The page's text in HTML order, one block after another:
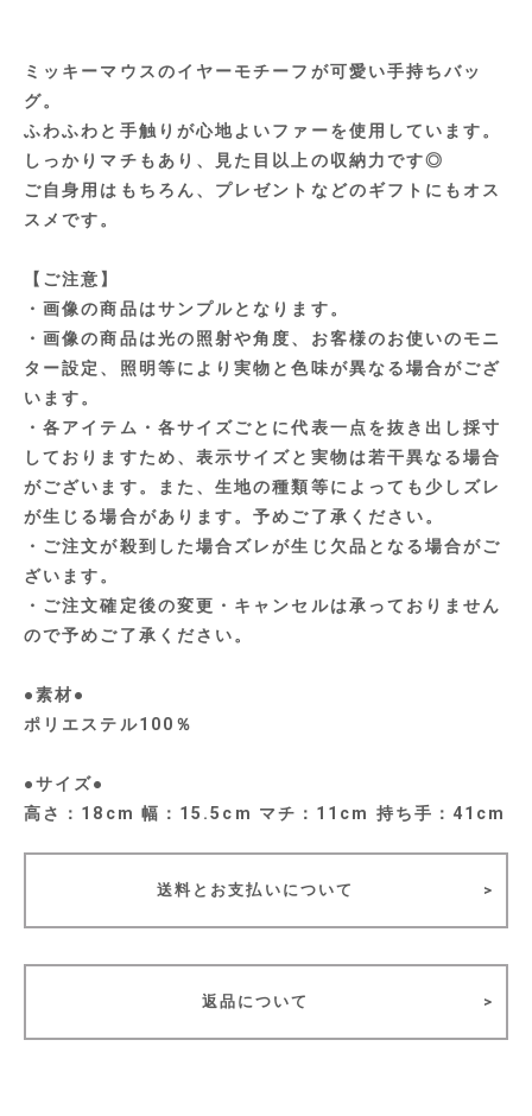
ミッキーマウスのイヤーモチーフが可愛い手持ちバッ
グ。
ふわふわと手触りが心地よいファーを使用しています。
しっかりマチもあり、見た目以上の収納力です◎
ご自身用はもちろん、プレゼントなどのギフトにもオス
スメです。
【ご注意】
・画像の商品はサンプルとなります。
・画像の商品は光の照射や角度、お客様のお使いのモニ
ター設定、照明等により実物と色味が異なる場合がござ
います。
・各アイテム・各サイズごとに代表一点を抜き出し採寸
しておりますため、表示サイズと実物は若干異なる場合
がございます。また、生地の種類等によっても少しズレ
が生じる場合があります。予めご了承ください。
・ご注文が殺到した場合ズレが生じ欠品となる場合がご
ざいます。
・ご注文確定後の変更・キャンセルは承っておりません
ので予めご了承ください。
●素材●
ポリエステル100％
●サイズ●
高さ：18cm 幅：15.5cm マチ：11cm 持ち手：41cm
送料とお支払いについて
返品について